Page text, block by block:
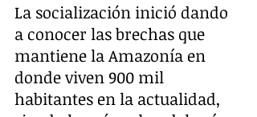
La socialización inició dando
a conocer las brechas que
mantiene la Amazonía en
donde viven 900 mil
habitantes en la actualidad,